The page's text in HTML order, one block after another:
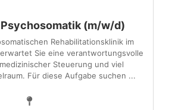
(m/w/d)
Rehabilitationsklinik im
erwartet Sie eine verantwortungsvolle
Steuerung und viel
Für diese Aufgabe suchen ...